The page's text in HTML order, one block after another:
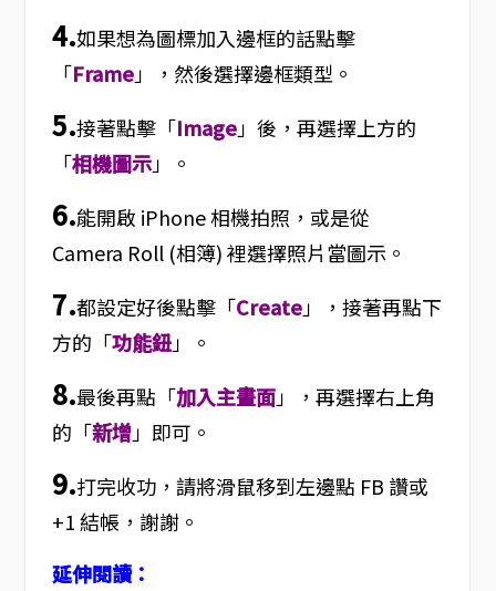
4.如果想為圖標加入邊框的話點擊
「Frame」，然後選擇邊框類型。
5.接著點擊「Image」後，再選擇上方的
「相機圖示」。
6.能開啟 iPhone 相機拍照，或是從
Camera Roll (相簿) 裡選擇照片當圖示。
7.都設定好後點擊「Create」，接著再點下
方的「功能鈕」。
8.最後再點「加入主畫面」，再選擇右上角
的「新增」即可。
9.打完收功，請將滑鼠移到左邊點 FB 讚或
+1 結帳，謝謝。
延伸閱讀：